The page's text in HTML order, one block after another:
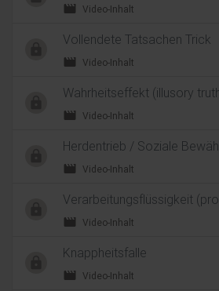
movie Video-Inhalt
Vollendete Tatsachen Trick
movie Video-Inhalt
Wahrheitseffekt (illusory
movie Video-Inhalt
Herdentrieb / Soziale
movie Video-Inhalt
Verarbeitungsflüssigkeit
movie Video-Inhalt
Knappheitsfalle
movie Video-Inhalt